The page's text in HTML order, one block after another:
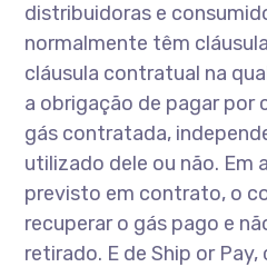
distribuidoras e
normalmente têm
cláusula contratual na
a obrigação de pagar por
gás contratada,
utilizado dele ou não. Em
previsto em contrato, o
recuperar o gás pago e
retirado. E de Ship or